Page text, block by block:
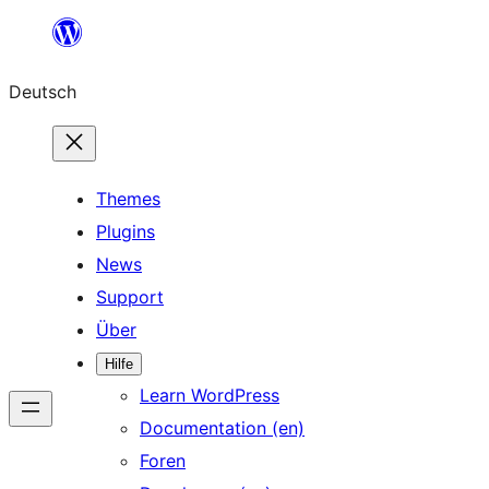
springen
Deutsch
Themes
Plugins
News
Support
Über
Hilfe
Learn WordPress
Documentation (en)
Foren